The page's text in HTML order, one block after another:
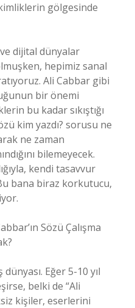
gölgesinde
dijital dünyalar
hepimiz sanal
Ali Cabbar gibi
bir önemi
bu kadar sıkıştığı
kim yazdı? sorusu ne
ne zaman
bilemeyecek.
kendi tasavvur
bana biraz korkutucu,
Sözü Çalışma
Eğer 5-10 yıl
belki de “Ali
kişiler, eserlerini